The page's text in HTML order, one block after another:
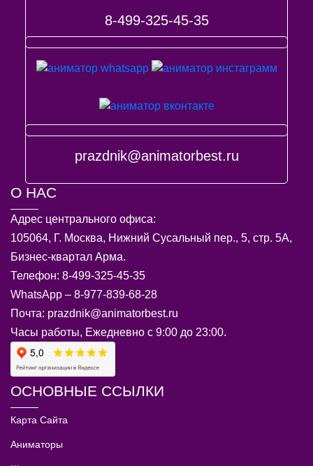
8-499-325-45-35
prazdnik@animatorbest.ru
О НАС
Адрес центрального офиса:
105064, Г. Москва, Нижний Сусальный пер., 5, стр. 5А,
Бизнес-квартал Арма.
Телефон: 8-499-325-45-35
WhatsApp – 8-977-839-68-28
Почта: prazdnik@animatorbest.ru
Часы работы, Ежедневно с 9:00 до 23:00.
ОСНОВНЫЕ ССЫЛКИ
Карта Сайта
Аниматоры